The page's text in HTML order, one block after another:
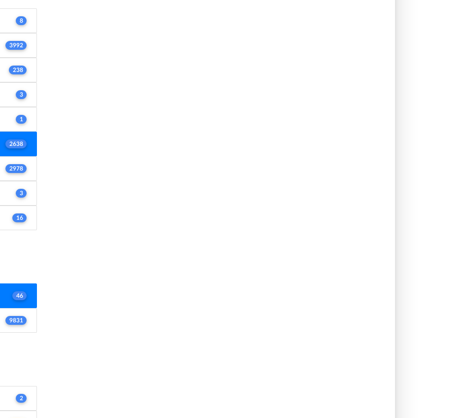
8
3992
238
3
1
2638
2978
3
16
46
9831
2